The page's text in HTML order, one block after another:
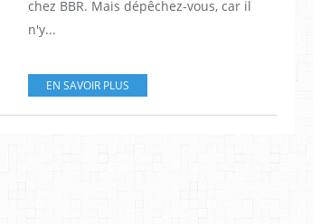
chez BBR. Mais dépêchez-vous, car il
n'y...
EN SAVOIR PLUS